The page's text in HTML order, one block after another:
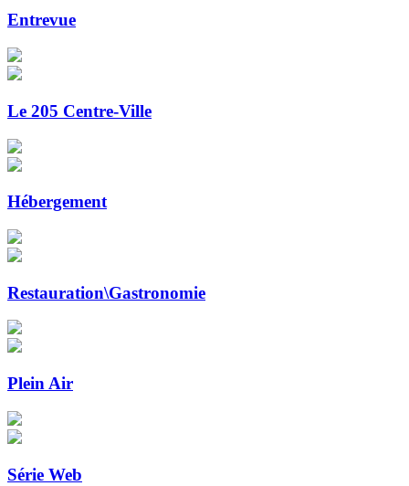
Entrevue
Le 205 Centre-Ville
Hébergement
Restauration\Gastronomie
Plein Air
Série Web